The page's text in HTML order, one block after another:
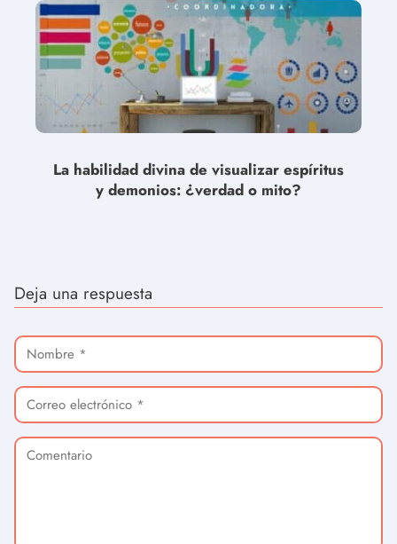
La habilidad divina de visualizar espíritus
y demonios: ¿verdad o mito?
Deja una respuesta